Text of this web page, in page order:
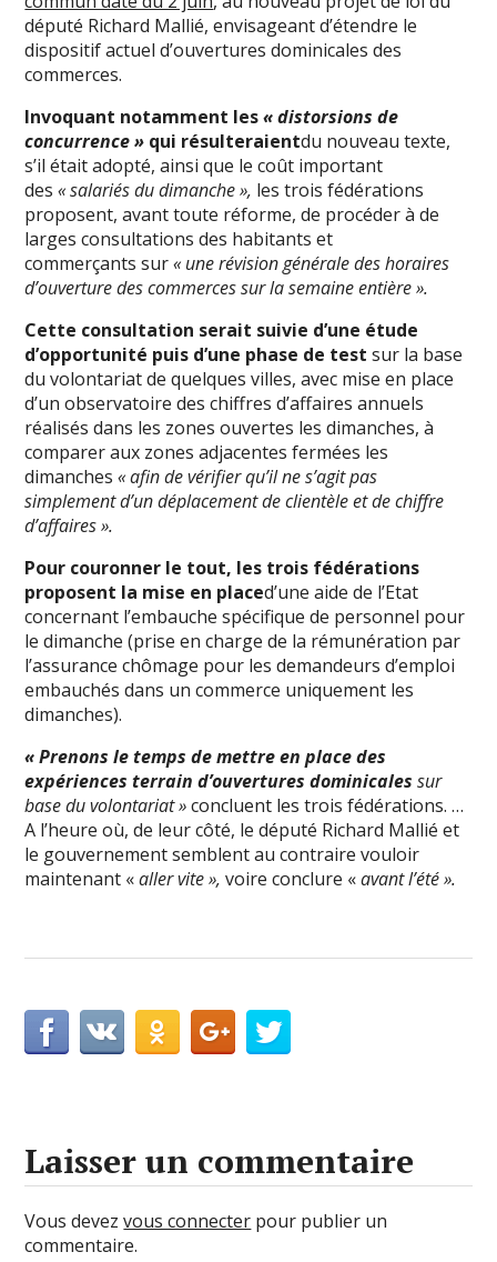
député Richard Mallié, envisageant d’étendre le
dispositif actuel d’ouvertures dominicales des
commerces.
Invoquant notamment les« distorsions de
concurrence » qui résulteraientdu nouveau texte,
s’il était adopté, ainsi que le coût important
des « salariés du dimanche », les trois fédérations
proposent, avant toute réforme, de procéder à de
larges consultations des habitants et
commerçants sur« une révision générale des horaires
d’ouverture des commerces sur la semaine entière ».
Cette consultation serait suivie d’une étude
d’opportunité puis d’une phase de testsur la base
du volontariat de quelques villes, avec mise en place
d’un observatoire des chiffres d’affaires annuels
réalisés dans les zones ouvertes les dimanches, à
comparer aux zones adjacentes fermées les
dimanches« afin de vérifier qu’il ne s’agit pas
simplement d’un déplacement de clientèle et de chiffre
d’affaires ».
Pour couronner le tout, les trois fédérations
proposent la mise en placed’une aide de l’Etat
concernant l’embauche spécifique de personnel pour
le dimanche (prise en charge de la rémunération par
l’assurance chômage pour les demandeurs d’emploi
embauchés dans un commerce uniquement les
dimanches).
« Prenons le temps de mettre en place des
expériences terrain d’ouvertures dominicales sur
base du volontariat »concluent les trois fédérations. …
A l’heure où, de leur côté, le député Richard Mallié et
le gouvernement semblent au contraire vouloir
maintenant «aller vite », voire conclure «avant l’été ».
Laisser un commentaire
Vous devezvous connecter pour publier un
commentaire.